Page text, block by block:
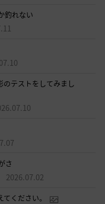
釣れない
のテストをしてみまし
さ
2026.07.02
ください。